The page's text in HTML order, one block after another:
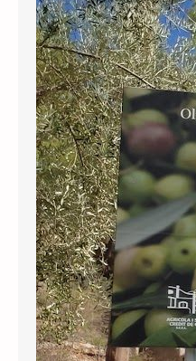
Lingüística
El Tribunal
ha notificat
al recurs
la negativa de
Cabassers a
català del
anunciat el
complir la Llei e
la resolució, el
inadmetre la